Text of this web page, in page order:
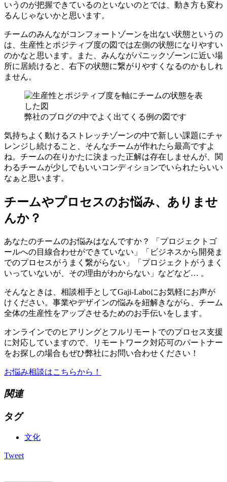
いうのが把握できているのといないのとでは、動き方も変わ
るんじゃないかと思います。
チームのみんながコンフォートゾーンを出ない状態というの
は、生産性とポジティブ度の図では左側の状態になりやすい
のかなと思います。また、みんながパニックゾーンに近い場
所に居続けると、右下の状態に繋がりやすくなるのかもしれ
ません。
弊社のブログの中でよく出てくる例の図です
気持ちよく動けるストレッチゾーンの中で新しい課題にチャ
レンジし続けること、そんなチームが作れたら最高ですよ
ね。チームの在りかたに決まった正解は存在しませんが、関
わるチームが少しでもいいコンディションでいられたらいい
なぁと思います。
チームやプロセスのお悩み、ありませ
んか？
あなたのチームのお悩みはなんですか？ 「プロジェクトゴ
ールへの目線合わせができていない」「ビジネスから開発ま
でのプロセスがうまく繋がらない」「プロジェクトがうまく
いっていないが、その理由がわからない」などなど… 。
そんなときは、相談相手としてGaji-Laboにお気軽にお声が
けください。事業やデザインの悩みを紐解きながら、チーム
全体の生産性をアップさせるためのお手伝いをします。
オンラインでのヒアリングとフルリモートでのプロセス支援
に対応していますので、リモートワーク対応可のパートナー
をお探しの場合もぜひ弊社にお問い合わせください！
お悩み相談はこちらから！
関連
タグ
文化
Tweet